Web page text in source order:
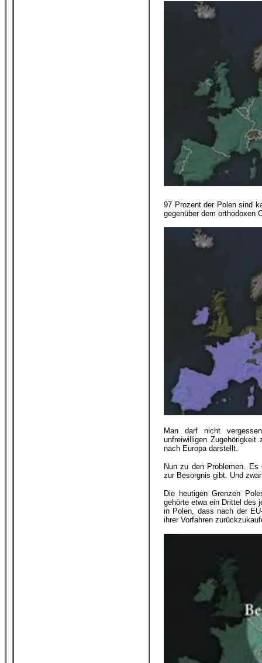
97 Prozent der Polen sind
gegenüber dem orthodoxen
Man darf nicht
unfreiwilligen
nach Europa darstellt.
Nun zu den Problemen.
zur Besorgnis gibt. Und
Die heutigen Grenzen
gehörte etwa ein Drittel des
in Polen, dass nach der
ihrer Vorfahren